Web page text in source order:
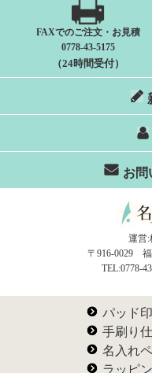
FAXでのご注文・お見積
0778-43-5175
（24時間受付）
お問
運営:
〒916-0029
TEL:0778-
パッド
手刷り
名入れ
ラッピ